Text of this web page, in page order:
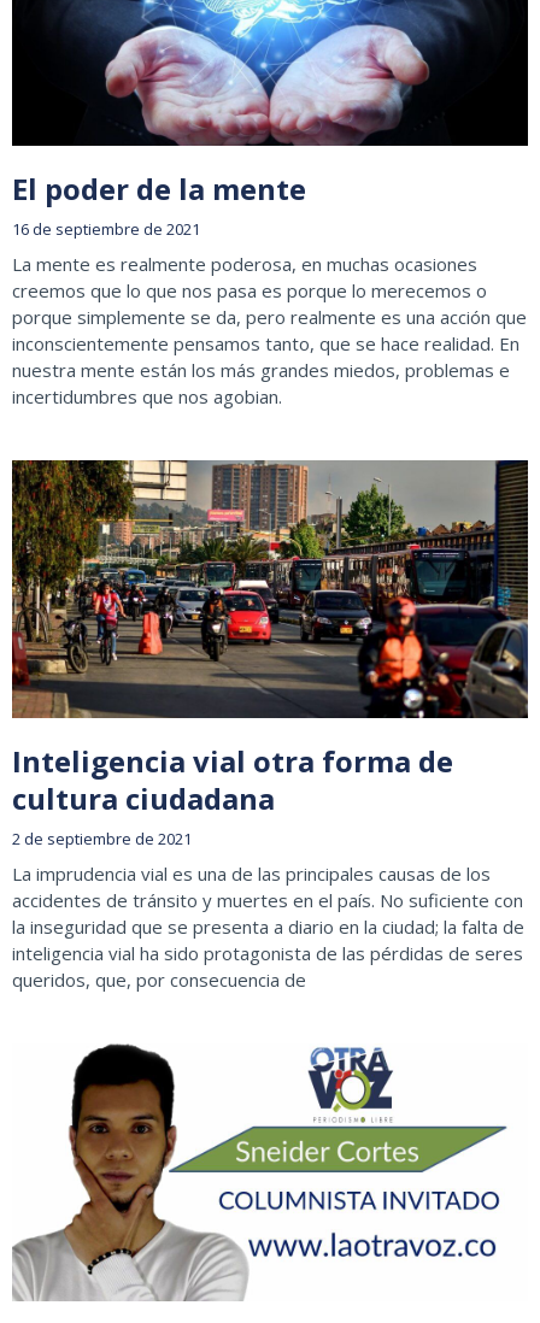
El poder de la mente
16 de septiembre de 2021
La mente es realmente poderosa, en muchas ocasiones
creemos que lo que nos pasa es porque lo merecemos o
porque simplemente se da, pero realmente es una acción que
inconscientemente pensamos tanto, que se hace realidad. En
nuestra mente están los más grandes miedos, problemas e
incertidumbres que nos agobian.
Inteligencia vial otra forma de
cultura ciudadana
2 de septiembre de 2021
La imprudencia vial es una de las principales causas de los
accidentes de tránsito y muertes en el país. No suficiente con
la inseguridad que se presenta a diario en la ciudad; la falta de
inteligencia vial ha sido protagonista de las pérdidas de seres
queridos, que, por consecuencia de